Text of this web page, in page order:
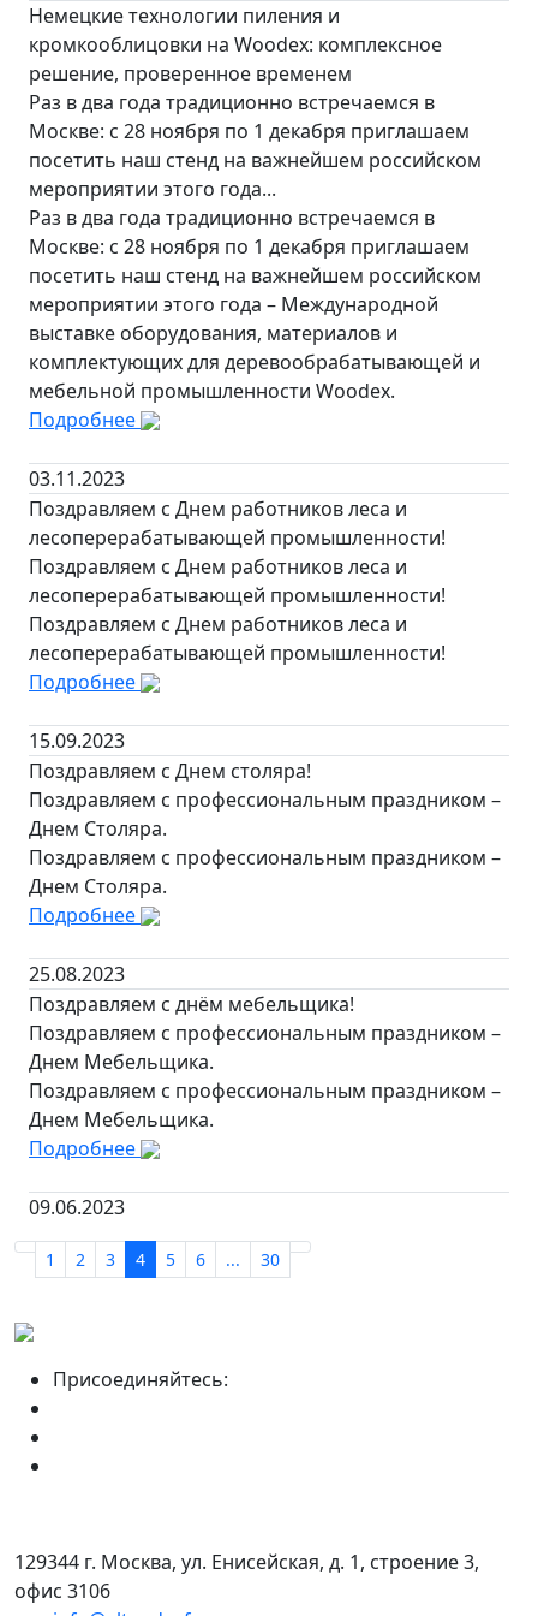
Немецкие технологии пиления и
кромкооблицовки на Woodex: комплексное
решение, проверенное временем
Раз в два года традиционно встречаемся в
Москве: с 28 ноября по 1 декабря приглашаем
посетить наш стенд на важнейшем российском
мероприятии этого года...
Раз в два года традиционно встречаемся в
Москве: с 28 ноября по 1 декабря приглашаем
посетить наш стенд на важнейшем российском
мероприятии этого года – Международной
выставке оборудования, материалов и
комплектующих для деревообрабатывающей и
мебельной промышленности Woodex.
Подробнее
03.11.2023
Поздравляем с Днем работников леса и
лесоперерабатывающей промышленности!
Поздравляем с Днем работников леса и
лесоперерабатывающей промышленности!
Поздравляем с Днем работников леса и
лесоперерабатывающей промышленности!
Подробнее
15.09.2023
Поздравляем с Днем столяра!
Поздравляем с профессиональным праздником –
Днем Столяра.
Поздравляем с профессиональным праздником –
Днем Столяра.
Подробнее
25.08.2023
Поздравляем с днём мебельщика!
Поздравляем с профессиональным праздником –
Днем Мебельщика.
Поздравляем с профессиональным праздником –
Днем Мебельщика.
Подробнее
09.06.2023
1 2 3 4 5 6 ... 30
Присоединяйтесь:
129344 г. Москва, ул. Енисейская, д. 1, строение 3,
офис 3106